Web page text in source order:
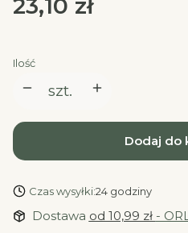
23,10 zł
Ilość
szt.
Dodaj do
Czas wysyłki:24 godziny
Dostawa od 10,99 zł -